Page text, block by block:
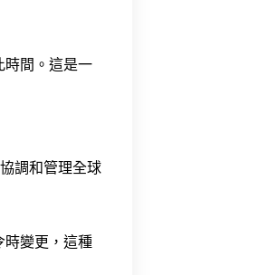
時間。這是一
調和管理全球
時變更，這種